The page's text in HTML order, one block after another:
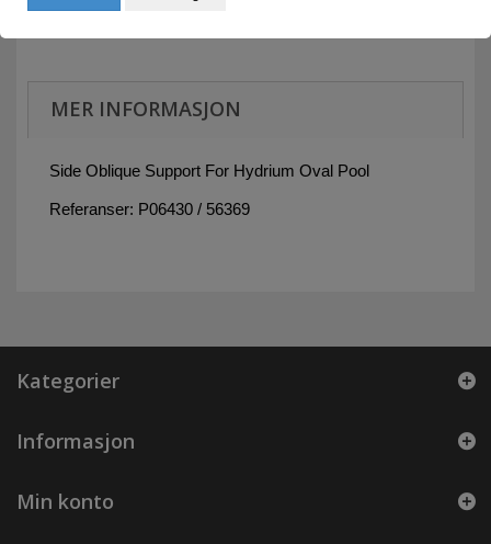
MER INFORMASJON
Side Oblique Support For Hydrium Oval Pool
Referanser: P06430 / 56369
Kategorier
Informasjon
Min konto